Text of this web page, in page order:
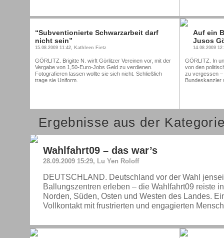
“Subventionierte Schwarzarbeit darf
nicht sein”
15.08.2009 11:42, Kathleen Fietz
GÖRLITZ. Brigitte N. wirft Görlitzer Vereinen vor, mit der
Vergabe von 1,50-Euro-Jobs Geld zu verdienen.
Fotografieren lassen wollte sie sich nicht. Schließlich
trage sie Uniform.
Auf ein
Jusos
14.08.2009
GÖRLITZ. In
von den
zu vergessen
Bundeskanzler
Ergebnisse aus der
Wahlfahrt09 – das war’s
28.09.2009 15:29, Lu Yen Roloff
DEUTSCHLAND. Deutschland vor der Wahl
Ballungszentren erleben – die Wahlfahrt09 reiste
Norden, Süden, Osten und Westen des Landes.
Vollkontakt mit frustrierten und engagierten